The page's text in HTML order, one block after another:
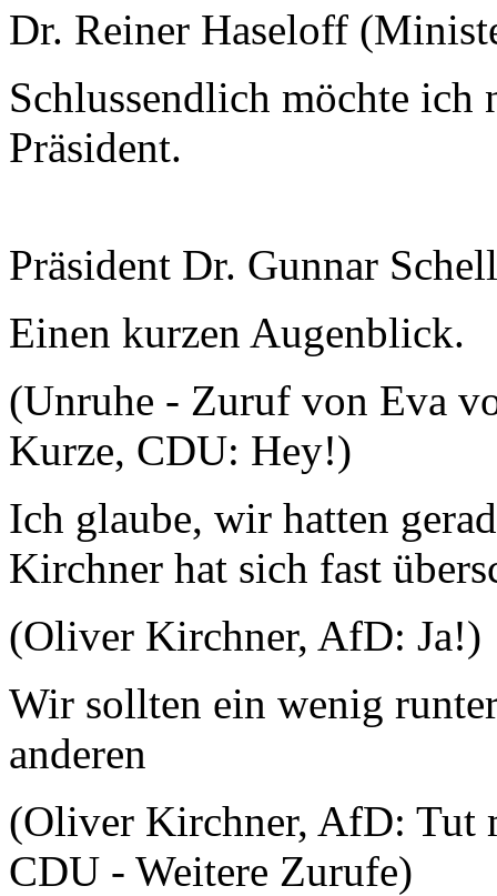
Dr. Reiner Haseloff
Schlussendlich möchte ich
Präsident.
Präsident Dr. Gunnar
Einen kurzen Augenblick.
(Unruhe - Zuruf von Eva
Kurze, CDU: Hey!)
Ich glaube, wir hatten
Kirchner hat sich fast
(Oliver Kirchner, AfD: Ja!)
Wir sollten ein wenig
anderen
(Oliver Kirchner, AfD: Tut
CDU - Weitere Zurufe)